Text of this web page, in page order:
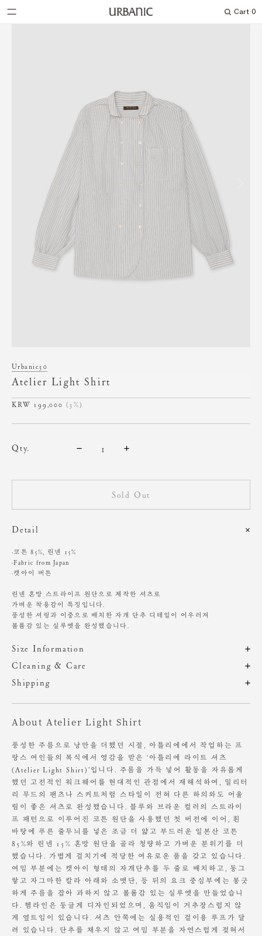
Search
Cart 0
Urbanic30
Atelier Light Shirt
199,000 (3%)
qty.
Sold Out
Detail
·코튼 85%, 린넨 15%
·Fabric from Japan
·캣아이 버튼
린넨 혼방 스트라이프 원단으로 제작한 셔츠로
가벼운 착용감이 특징입니다.
풍성한 셔링과 이중으로 배치한 자개 단추 디테일이 어우러져
볼륨감 있는 실루엣을 완성했습니다.
Size Information
제품의 일정 수량을 측정한 평균치수로 재는 방법과 위치에 따라 1~3cm
편차가 있을 수 있습니다. (치수단위 : cm)
OS 68 51
Height 168cm / Waist 23" Slim 55 size.
Cleaning & Care
드라이클리닝 권장
찬물에 단독 손세탁 권장
원단에 직접 다림질 시 변형 가능성 있음. 스팀 다림질 권장
소비자의 부주의로 인한 제품 훼손 및 세탁 잘못으로 인한
Shipping
About Atelier Light Shirt
풍성한 주름으로 낭만을 더했던 시절, 아틀리에에서 작업하는 프
랑스 여인들의 복식에서 영감을 받은 ‘아틀리에 라이트 셔츠
(Atelier Light Shirt)’입니다. 주름을 가득 넣어 활동을 자유롭게
했던 고전적인 워크웨어를 현대적인 관점에서 재해석하여, 밀리터
리 무드의 팬츠나 스커트처럼 스타일이 전혀 다른 하의와도 어울
림이 좋은 셔츠로 완성했습니다. 블루와 브라운 컬러의 스트라이
프 패턴으로 이루어진 코튼 원단을 사용했던 첫 버전에 이어, 흰
바탕에 푸른 줄무늬를 넣은 조금 더 얇고 부드러운 일본산 코튼
85%와 린넨 15% 혼방 원단을 골라 청량하고 가벼운 분위기를 더
했습니다. 가볍게 걸치기에 적당한 여유로운 품을 갖고 있습니다.
여밈 부분에는 캣아이 형태의 자개단추를 두 줄로 배치하고, 동그
랗고 자그마한 칼라 아래와 소맷단, 등 뒤의 요크 중심부에는 봉긋
하게 주름을 잡아 과하지 않고 볼륨감 있는 실루엣을 만들었습니
다. 헴라인은 둥글게 디자인되었으며, 움직임이 거추장스럽지 않
게 옆트임이 있습니다. 셔츠 안쪽에는 실용적인 걸이용 루프가 달
려 있습니다. 단추를 채우지 않고 여밈 부분을 자연스럽게 젖혀서